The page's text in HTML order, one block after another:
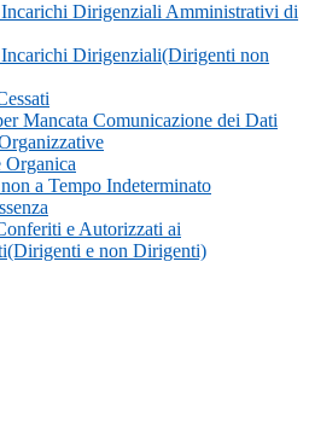
Dirigenziali Amministrativi di
Dirigenziali(Dirigenti non
Mancata Comunicazione dei Dati
Organica
a Tempo Indeterminato
e Autorizzati ai
e non Dirigenti)